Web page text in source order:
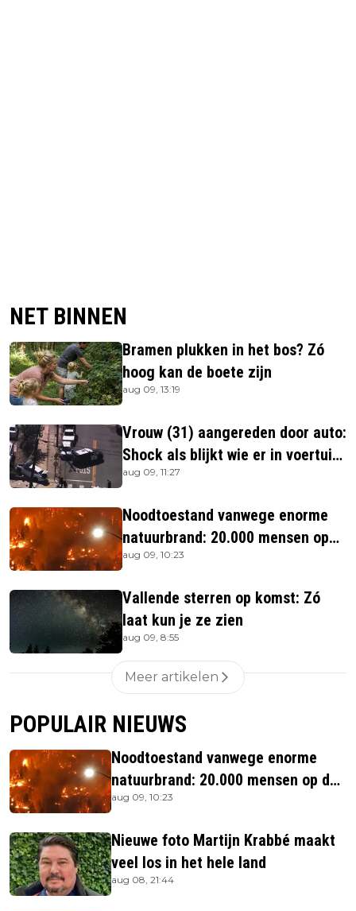
NET BINNEN
Bramen plukken in het bos? Zó
hoog kan de boete zijn
aug 09, 13:19
Vrouw (31) aangereden door auto:
Shock als blijkt wie er in voertuig
zitten
aug 09, 11:27
Noodtoestand vanwege enorme
natuurbrand: 20.000 mensen op
de vlucht
aug 09, 10:23
Vallende sterren op komst: Zó
laat kun je ze zien
aug 09, 8:55
Meer artikelen
POPULAIR NIEUWS
Noodtoestand vanwege enorme
natuurbrand: 20.000 mensen op de
vlucht
aug 09, 10:23
Nieuwe foto Martijn Krabbé maakt
veel los in het hele land
aug 08, 21:44